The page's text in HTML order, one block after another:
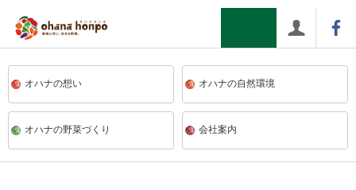
オハナの想い オハナの自然環境
オハナの野菜づくり 会社案内